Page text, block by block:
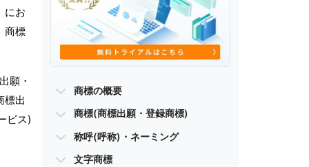
にお
商標
願・
標出
ビス)
商標の概要
商標(商標出願・登録商標)
称呼(呼称)・ネーミング
文字商標